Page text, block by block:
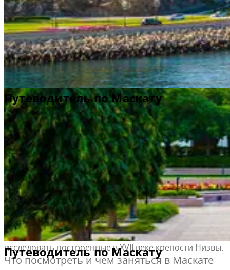
Путеводитель
Маскату
Маскату
Идеи для путешествий
Полезная информация
Информация об аэропорте
Добро пожаловать в Маскат
В Маскате вы словно попадаете в сказки "Тысячи и
одной ночи". Все здания, и старые, и новые, построены
в традиционном арабском стиле, с куполами,
стрельчатыми окнами и красочными мозаиками на
каждом углу.
Расположенный между горами Хаджар и Аравийским
морем, Маскат является резиденцией султана Омана, а
также может похвастаться одними из лучших пляжей
всем Ближнем Востоке.
Займитесь шоппингом, походите по ресторанам или
просто отдохните в черте города или поднимитесь,
чтобы полюбоваться прекрасными пейзажами и
исследовать построенные в XVII веке крепости Низвы.
Что посмотреть и чем заняться в Маскате